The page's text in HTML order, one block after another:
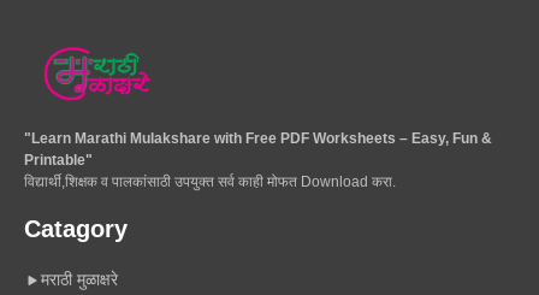
"Learn Marathi Mulakshare with Free PDF Worksheets – Easy, Fun &
Printable"
विद्यार्थी,शिक्षक व पालकांसाठी उपयुक्त सर्व काही मोफत Download करा.
Catagory
मराठी मुळाक्षरे